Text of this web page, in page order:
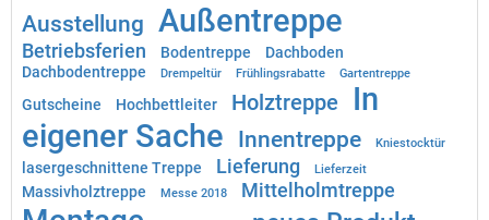
Ausstellung Außentreppe
Betriebsferien Bodentreppe
Dachboden
Dachbodentreppe
Drempeltür Frühlingsrabatte Gartentreppe
Gutscheine Hochbettleiter Holztreppe
In
eigener Sache Innentreppe Kniestocktür
lasergeschnittene Treppe Lieferung Lieferzeit
Massivholztreppe Messe 2018 Mittelholmtreppe